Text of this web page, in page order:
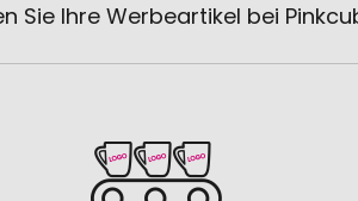
Sie Ihre Werbeartikel bei